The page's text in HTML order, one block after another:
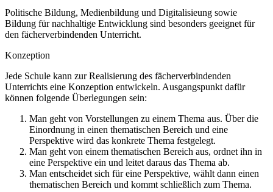
Politische Bildung, Medienbildung und Digitalisieung sowie
Bildung für nachhaltige Entwicklung sind besonders geeignet für
den fächerverbindenden Unterricht.
Konzeption
Jede Schule kann zur Realisierung des fächerverbindenden
Unterrichts eine Konzeption entwickeln. Ausgangspunkt dafür
können folgende Überlegungen sein:
Man geht von Vorstellungen zu einem Thema aus. Über die
Einordnung in einen thematischen Bereich und eine
Perspektive wird das konkrete Thema festgelegt.
Man geht von einem thematischen Bereich aus, ordnet ihn in
eine Perspektive ein und leitet daraus das Thema ab.
Man entscheidet sich für eine Perspektive, wählt dann einen
thematischen Bereich und kommt schließlich zum Thema.